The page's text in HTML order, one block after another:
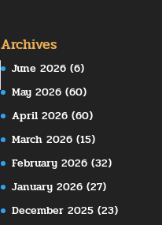
Archives
June 2026 (6)
May 2026 (60)
April 2026 (60)
March 2026 (15)
February 2026 (32)
January 2026 (27)
December 2025 (23)